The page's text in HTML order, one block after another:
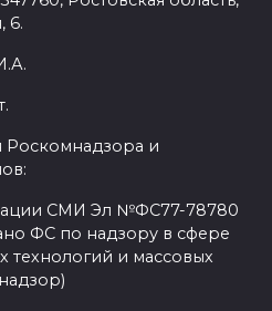
6.
Роскомнадзора и
СМИ Эл №ФС77-78780
ФС по надзору в сфере
технологий и массовых